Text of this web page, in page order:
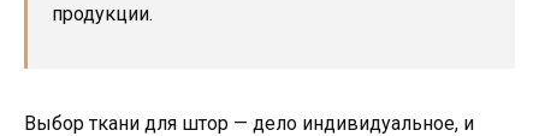
продукции.
Выбор ткани для штор — дело индивидуальное, и